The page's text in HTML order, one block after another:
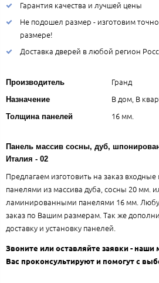
Гарантия качества и лучшей цены
Не подошел размер - изготовим
размере!
Доставка дверей в любой регион
Производитель Гранд
Назначение В дом, В
Толщина панелей 16 мм.
Панель массив сосны, дуб,
Италия - 02
Предлагаем изготовить на заказ
панелями из массива дуба, сосны 20
ламинированными панелями 16 мм.
заказ по Вашим размерам. Так же
доставку и установку панелей.
Звоните или оставляйте заявки -
Вас проконсультируют и помогут с